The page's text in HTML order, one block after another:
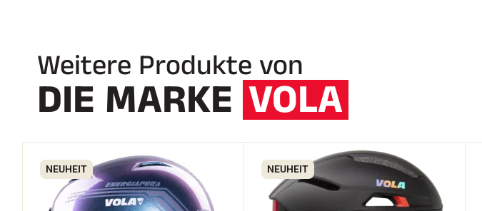
Weitere Produkte von
DIE MARKE VOLA
NEUHEIT NEUHEIT